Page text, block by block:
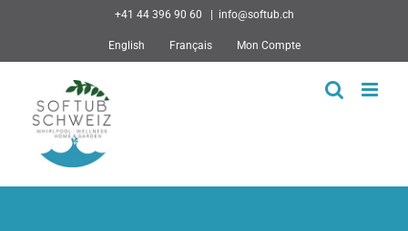
+41 44 396 90 60 info@softub.ch
English Français Mon Compte